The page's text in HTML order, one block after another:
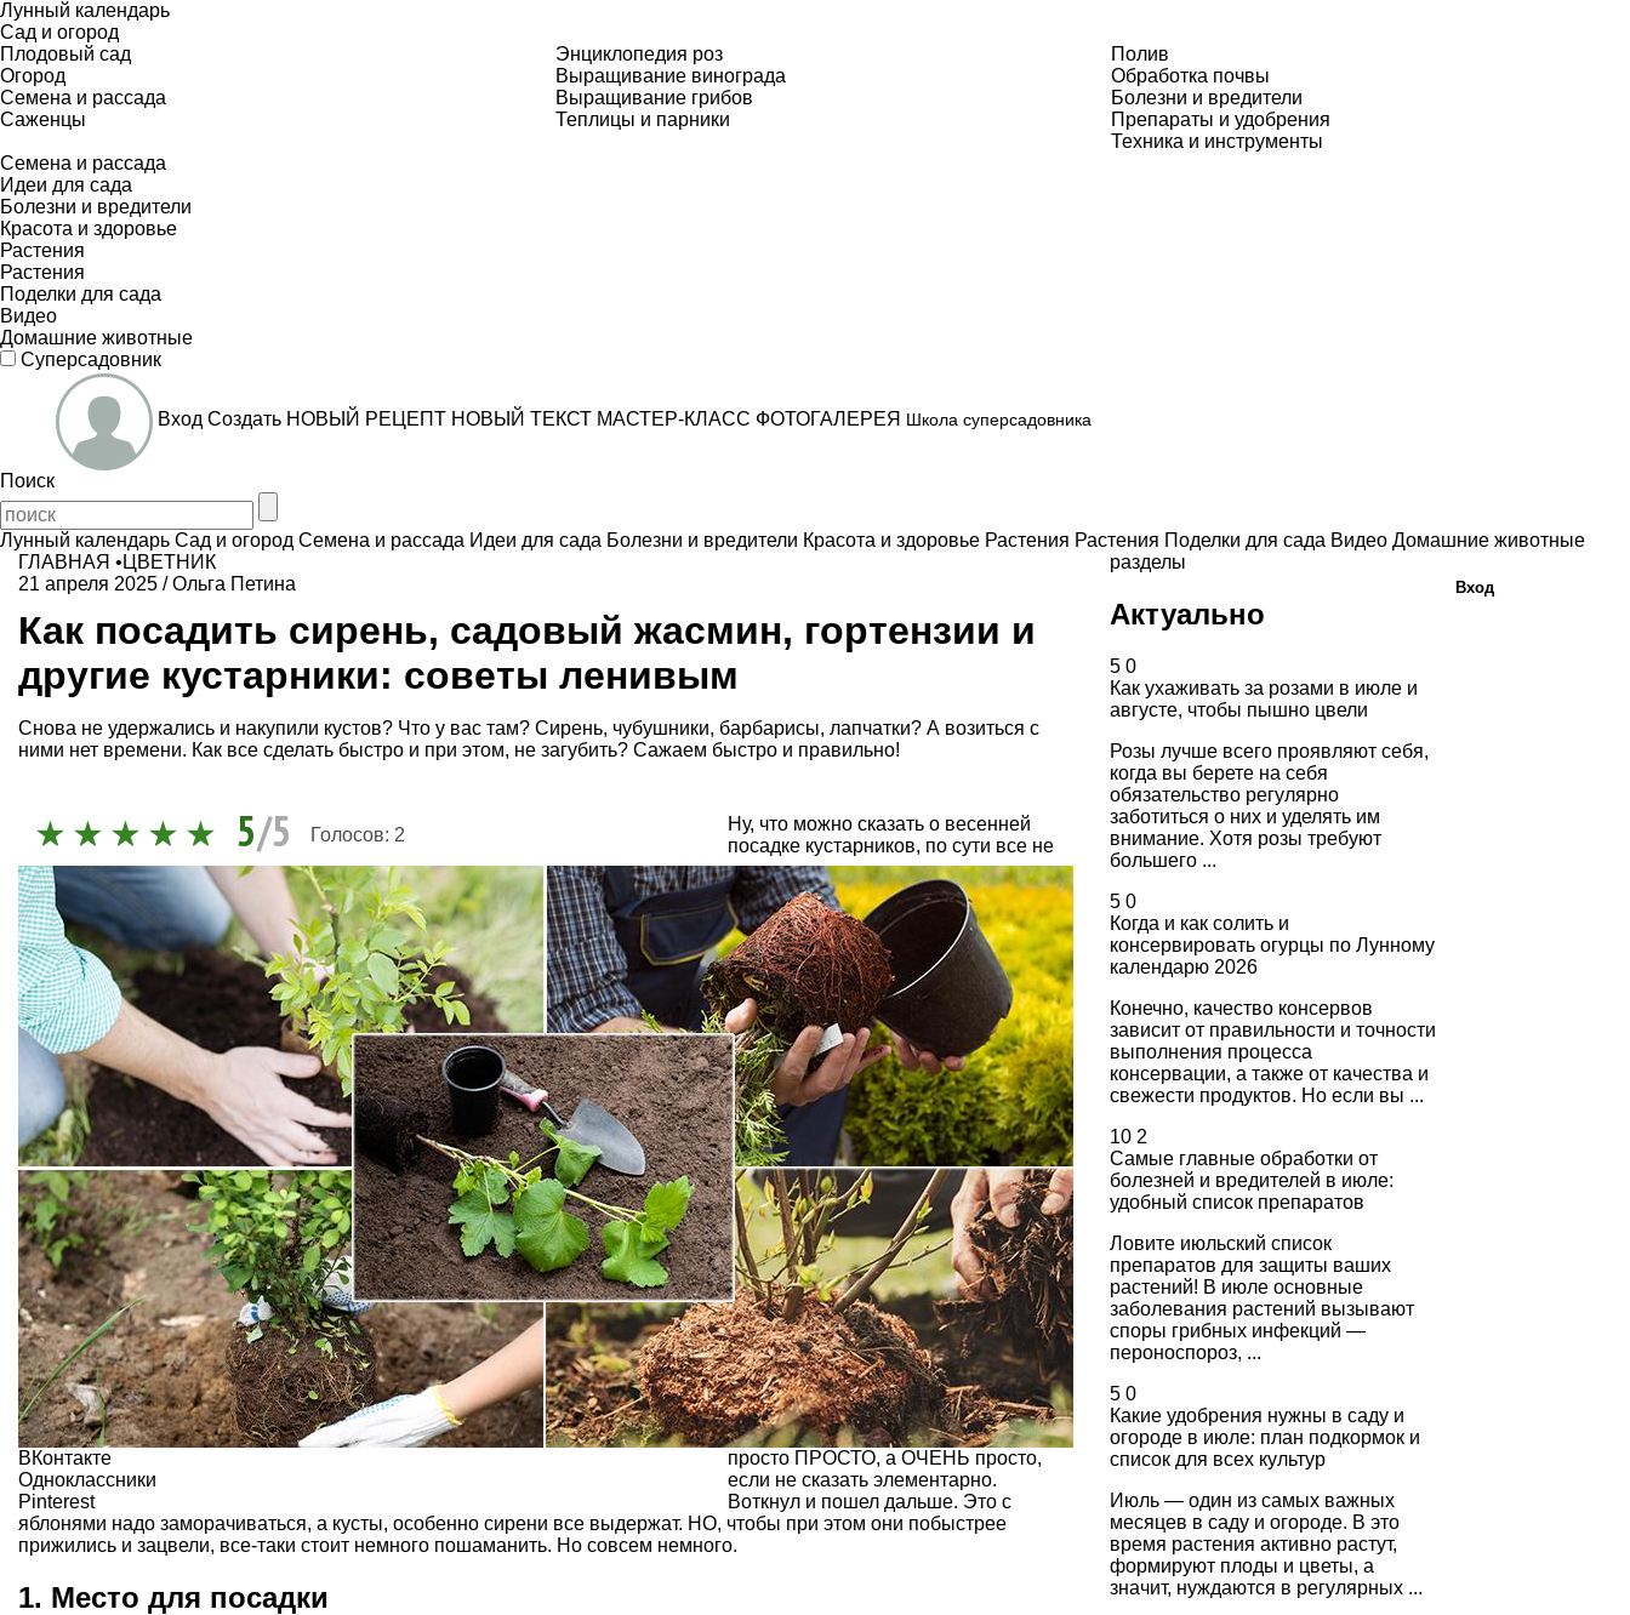
Лунный календарь
Сад и огород
Плодовый сад
Огород
Семена и рассада
Саженцы
Энциклопедия роз
Выращивание винограда
Выращивание грибов
Теплицы и парники
Полив
Обработка почвы
Болезни и вредители
Препараты и удобрения
Техника и инструменты
Семена и рассада
Идеи для сада
Болезни и вредители
Красота и здоровье
Растения
Растения
Поделки для сада
Видео
Домашние животные
Суперсадовник
Вход Создать НОВЫЙ РЕЦЕПТ НОВЫЙ ТЕКСТ МАСТЕР-КЛАСС ФОТОГАЛЕРЕЯ Школа суперсадовника
Поиск
Лунный календарь Сад и огород Семена и рассада Идеи для сада Болезни и вредители Красота и здоровье Растения Растения Поделки для сада Видео Домашние животные
ГЛАВНАЯ • ЦВЕТНИК
21 апреля 2025 /Ольга Петина
Как посадить сирень, садовый жасмин, гортензии и
другие кустарники: советы ленивым
Снова не удержались и накупили кустов? Что у вас там? Сирень, чубушники, барбарисы, лапчатки? А возиться с
ними нет времени. Как все сделать быстро и при этом, не загубить? Сажаем быстро и правильно!
5/5 Голосов: 2
ВКонтакте
Одноклассники
Pinterest
Ну, что можно сказать о весенней
посадке кустарников, по сути все не
просто ПРОСТО, а ОЧЕНЬ просто,
если не сказать элементарно.
Воткнул и пошел дальше. Это с
яблонями надо заморачиваться, а кусты, особенно сирени все выдержат. НО, чтобы при этом они побыстрее
прижились и зацвели, все-таки стоит немного пошаманить. Но совсем немного.
1. Место для посадки
разделы
Актуально
5 0
Как ухаживать за розами в июле и
августе, чтобы пышно цвели
Розы лучше всего проявляют себя,
когда вы берете на себя
обязательство регулярно
заботиться о них и уделять им
внимание. Хотя розы требуют
большего ...
5 0
Когда и как солить и
консервировать огурцы по Лунному
календарю 2026
Конечно, качество консервов
зависит от правильности и точности
выполнения процесса
консервации, а также от качества и
свежести продуктов. Но если вы ...
10 2
Самые главные обработки от
болезней и вредителей в июле:
удобный список препаратов
Ловите июльский список
препаратов для защиты ваших
растений! В июле основные
заболевания растений вызывают
споры грибных инфекций —
пероноспороз, ...
5 0
Какие удобрения нужны в саду и
огороде в июле: план подкормок и
список для всех культур
Июль — один из самых важных
месяцев в саду и огороде. В это
время растения активно растут,
формируют плоды и цветы, а
значит, нуждаются в регулярных ...
Вход